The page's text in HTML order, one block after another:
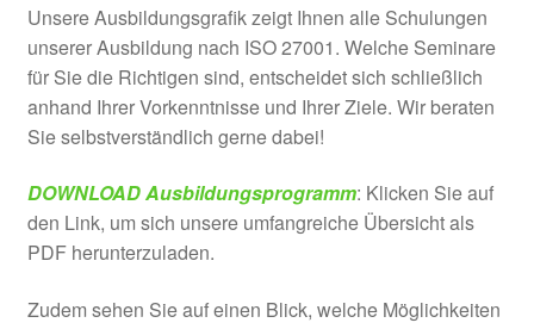
Unsere Ausbildungsgrafik zeigt Ihnen alle Schulungen
unserer Ausbildung nach ISO 27001. Welche Seminare
für Sie die Richtigen sind, entscheidet sich schließlich
anhand Ihrer Vorkenntnisse und Ihrer Ziele. Wir beraten
Sie selbstverständlich gerne dabei!
DOWNLOAD Ausbildungsprogramm: Klicken Sie auf
den Link, um sich unsere umfangreiche Übersicht als
PDF herunterzuladen.
Zudem sehen Sie auf einen Blick, welche Möglichkeiten